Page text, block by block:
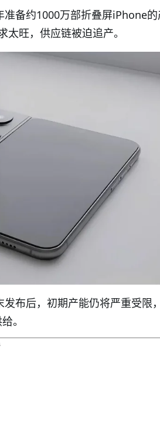
准备约1000万部折叠屏iPhone的
旺，供应链被迫追产。
布后，初期产能仍将严重受限
。